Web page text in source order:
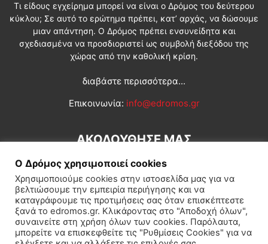
Τι είδους εγχείρημα μπορεί να είναι ο Δρόμος του δεύτερου
κύκλου; Σε αυτό το ερώτημα πρέπει, κατ’ αρχάς, να δώσουμε
μιαν απάντηση. Ο Δρόμος πρέπει ενσυνείδητα και
σχεδιασμένα να προσδιοριστεί ως συμβολή διεξόδου της
χώρας από την καθολική κρίση.
διαβάστε περισσότερα...
Επικοινωνία: info@edromos.gr
ΑΚΟΛΟΥΘΗΣΕ ΜΑΣ
Εγγραφή συνδρομητή Πολιτική Διεθνή Κοινωνία
Ο Δρόμος χρησιμοποιεί cookies
Χρησιμοποιούμε cookies στην ιστοσελίδα μας για να
βελτιώσουμε την εμπειρία περιήγησης και να
καταγράφουμε τις προτιμήσεις σας όταν επισκέπτεστε
ξανά το edromos.gr. Κλικάροντας στο "Αποδοχή όλων",
συναινείτε στη χρήση όλων των cookies. Παρόλαυτα,
μπορείτε να επισκεφθείτε τις "Ρυθμίσεις Cookies" για να